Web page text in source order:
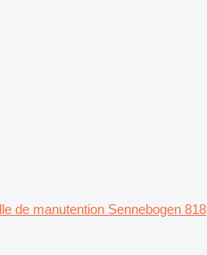
de manutention Sennebogen 818